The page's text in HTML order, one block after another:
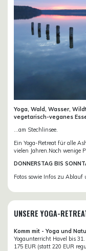
Yoga, Wald, Wasser,
vegetarisch-veganes
...am Stechlinsee.
Ein Yoga-Retreat für alle
vielen Jahren.Noch wenige
DONNERSTAG BIS
Fotos sowie Infos zu Ablauf
UNSERE YOGA-
Komm mit - Yoga und
Yogaunterricht Havel bis
175 EUR (statt 220 EUR